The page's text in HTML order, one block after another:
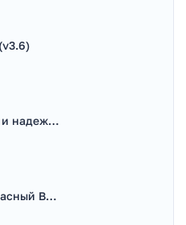
ВПН: безопасный и надежный VPN
Turbo VPN - безопасный ВПН